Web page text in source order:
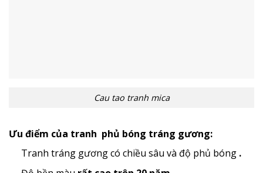
Cau tao tranh mica
Ưu điểm của tranh phủ bóng tráng gương:
Tranh tráng gương có chiều sâu và độ phủ bóng .